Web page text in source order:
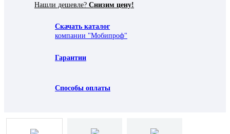
Нашли дешевле? Снизим цену!
Скачать каталог
компании "Мобипроф"
Гарантии
Способы оплаты